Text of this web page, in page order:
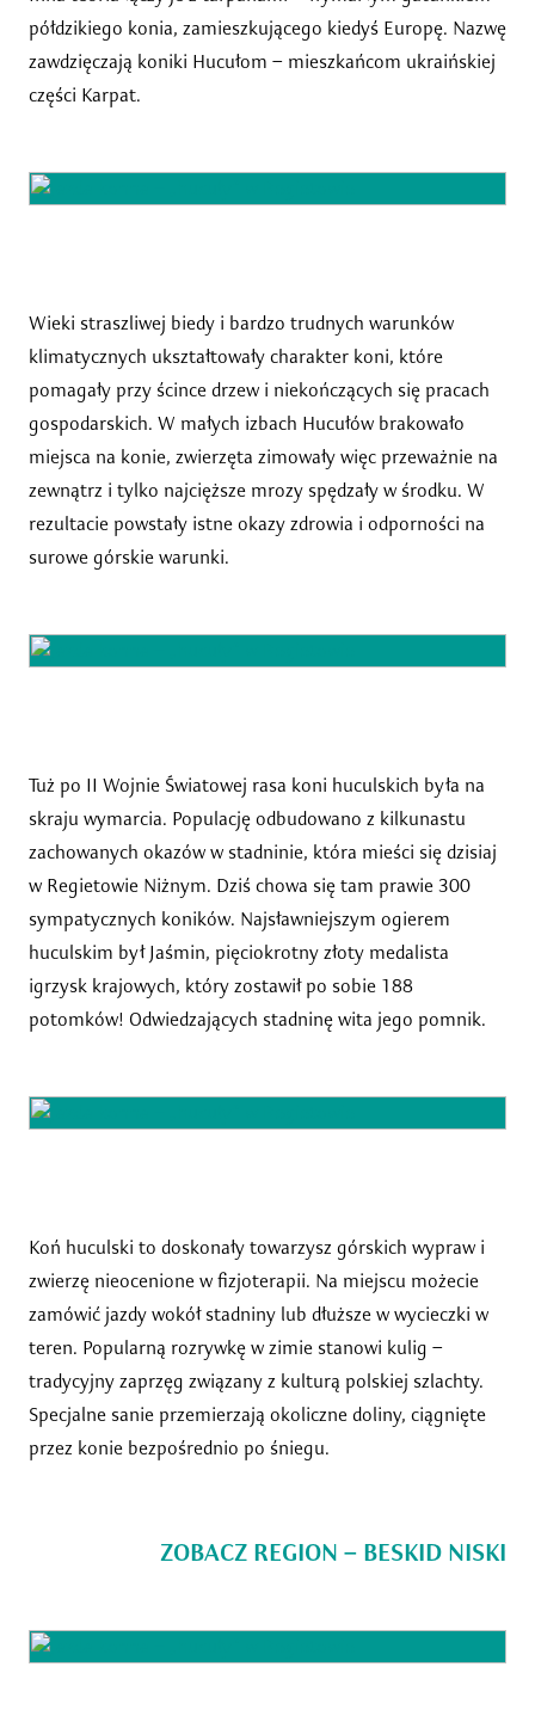
półdzikiego konia, zamieszkującego kiedyś Europę. Nazwę
zawdzięczają koniki Hucułom – mieszkańcom ukraińskiej
części Karpat.
Wieki straszliwej biedy i bardzo trudnych warunków
klimatycznych ukształtowały charakter koni, które
pomagały przy ścince drzew i niekończących się pracach
gospodarskich. W małych izbach Hucułów brakowało
miejsca na konie, zwierzęta zimowały więc przeważnie na
zewnątrz i tylko najcięższe mrozy spędzały w środku. W
rezultacie powstały istne okazy zdrowia i odporności na
surowe górskie warunki.
Tuż po II Wojnie Światowej rasa koni huculskich była na
skraju wymarcia. Populację odbudowano z kilkunastu
zachowanych okazów w stadninie, która mieści się dzisiaj
w Regietowie Niżnym. Dziś chowa się tam prawie 300
sympatycznych koników. Najsławniejszym ogierem
huculskim był Jaśmin, pięciokrotny złoty medalista
igrzysk krajowych, który zostawił po sobie 188
potomków! Odwiedzających stadninę wita jego pomnik.
Koń huculski to doskonały towarzysz górskich wypraw i
zwierzę nieocenione w fizjoterapii. Na miejscu możecie
zamówić jazdy wokół stadniny lub dłuższe w wycieczki w
teren. Popularną rozrywkę w zimie stanowi kulig –
tradycyjny zaprzęg związany z kulturą polskiej szlachty.
Specjalne sanie przemierzają okoliczne doliny, ciągnięte
przez konie bezpośrednio po śniegu.
ZOBACZ REGION – BESKID NISKI